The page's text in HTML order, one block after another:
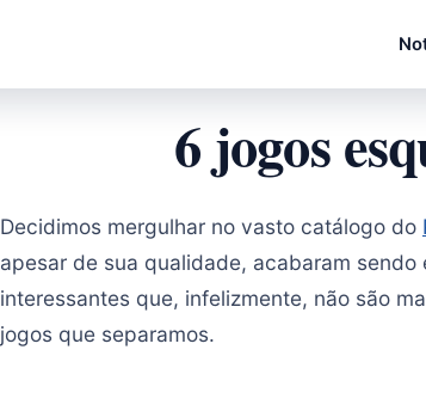
6 jogos
Decidimos mergulhar no vasto catálogo do
apesar de sua qualidade, acabaram
interessantes que, infelizmente, não são
jogos que separamos.